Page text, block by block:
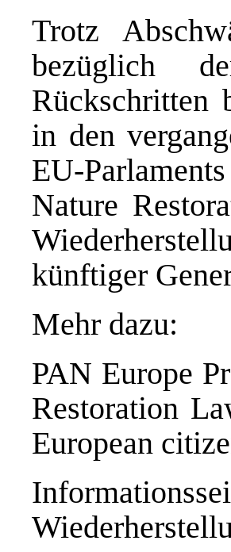
Trotz
bezüglich
Rückschritten
in den
EU-
Nature
künftiger
Mehr dazu:
PAN Europe
Restoration
European